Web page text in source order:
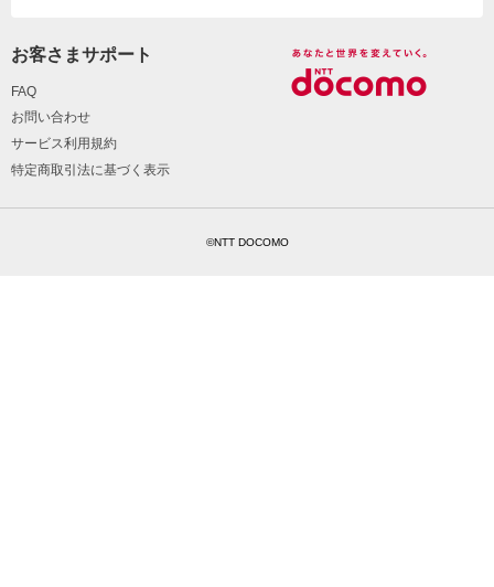
お客さまサポート
FAQ
お問い合わせ
サービス利用規約
特定商取引法に基づく表示
©NTT DOCOMO